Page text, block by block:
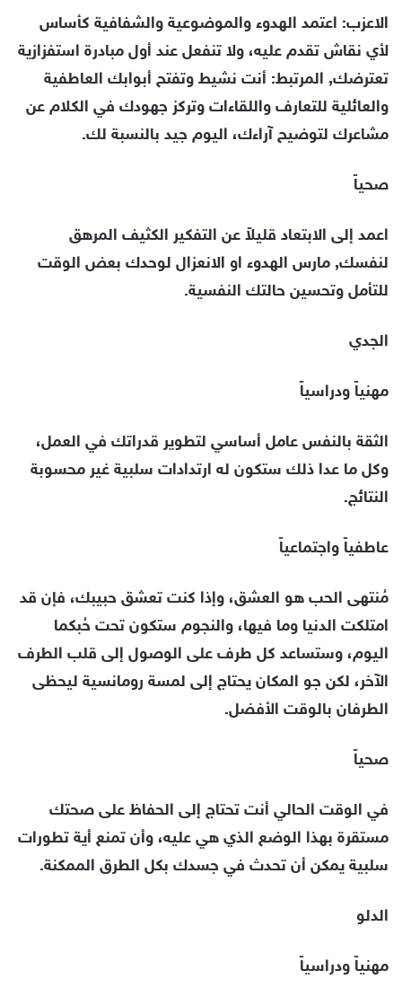
الاعزب: اعتمد الهدوء والموضوعية والشفافية كأساس
لأي نقاش تقدم عليه، ولا تنفعل عند أول مبادرة استفزازية
تعترضك, المرتبط: أنت نشيط وتفتح أبوابك العاطفية
والعائلية للتعارف واللقاءات وتركز جهودك في الكلام عن
مشاعرك لتوضيح آراءك، اليوم جيد بالنسبة لك.
صحياً
اعمد إلى الابتعاد قليلاً عن التفكير الكثيف المرهق
لنفسك, مارس الهدوء او الانعزال لوحدك بعض الوقت
للتأمل وتحسين حالتك النفسية.
الجدي
مهنياً ودراسياً
الثقة بالنفس عامل أساسي لتطوير قدراتك في العمل،
وكل ما عدا ذلك ستكون له ارتدادات سلبية غير محسوبة
النتائج.
عاطفياً واجتماعياً
مُنتهى الحب هو العشق، وإذا كنت تعشق حبيبك، فإن قد
امتلكت الدنيا وما فيها، والنجوم ستكون تحت حُبكما
اليوم، وستساعد كل طرف على الوصول إلى قلب الطرف
الآخر، لكن جو المكان يحتاج إلى لمسة رومانسية ليحظى
الطرفان بالوقت الأفضل.
صحياً
في الوقت الحالي أنت تحتاج إلى الحفاظ على صحتك
مستقرة بهذا الوضع الذي هي عليه، وأن تمنع أية تطورات
سلبية يمكن أن تحدث في جسدك بكل الطرق الممكنة.
الدلو
مهنياً ودراسياً